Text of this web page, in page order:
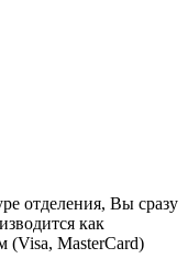
отделения, Вы сразу
как
(Visa, MasterCard)